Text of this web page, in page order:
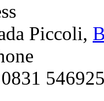
Piccoli,
546925